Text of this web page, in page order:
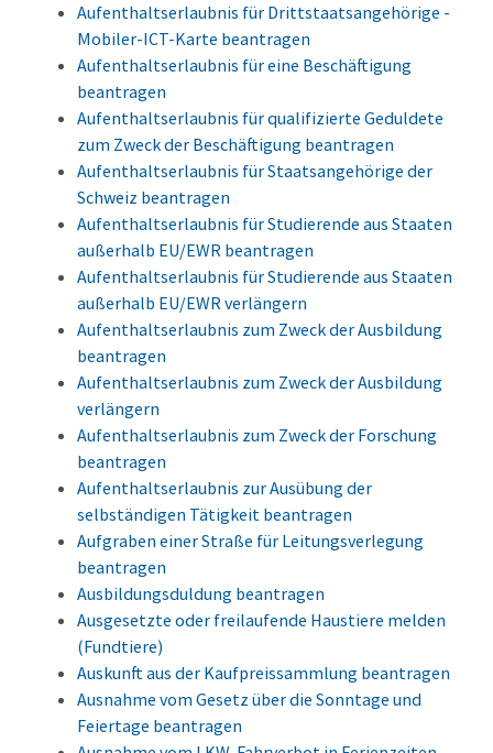
Aufenthaltserlaubnis für Drittstaatsangehörige -
Mobiler-ICT-Karte beantragen
Aufenthaltserlaubnis für eine Beschäftigung
beantragen
Aufenthaltserlaubnis für qualifizierte Geduldete
zum Zweck der Beschäftigung beantragen
Aufenthaltserlaubnis für Staatsangehörige der
Schweiz beantragen
Aufenthaltserlaubnis für Studierende aus Staaten
außerhalb EU/EWR beantragen
Aufenthaltserlaubnis für Studierende aus Staaten
außerhalb EU/EWR verlängern
Aufenthaltserlaubnis zum Zweck der Ausbildung
beantragen
Aufenthaltserlaubnis zum Zweck der Ausbildung
verlängern
Aufenthaltserlaubnis zum Zweck der Forschung
beantragen
Aufenthaltserlaubnis zur Ausübung der
selbständigen Tätigkeit beantragen
Aufgraben einer Straße für Leitungsverlegung
beantragen
Ausbildungsduldung beantragen
Ausgesetzte oder freilaufende Haustiere melden
(Fundtiere)
Auskunft aus der Kaufpreissammlung beantragen
Ausnahme vom Gesetz über die Sonntage und
Feiertage beantragen